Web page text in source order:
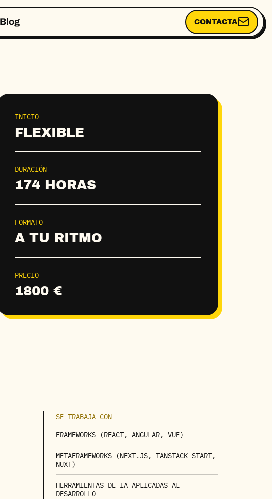
Blog CONTACTA
INICIO
FLEXIBLE
DURACIÓN
174 HORAS
FORMATO
A TU RITMO
PRECIO
1800 €
SE TRABAJA CON
FRAMEWORKS (REACT, ANGULAR, VUE)
METAFRAMEWORKS (NEXT.JS, TANSTACK START,
NUXT)
HERRAMIENTAS DE IA APLICADAS AL
DESARROLLO